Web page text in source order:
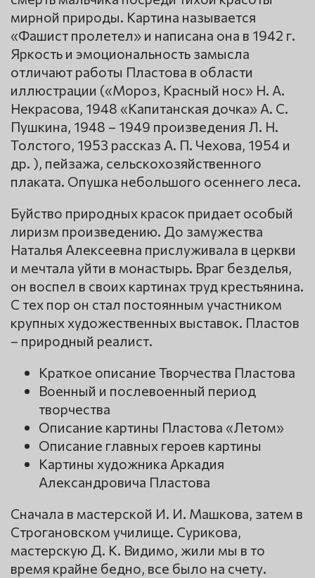
мирной природы. Картина называется
«Фашист пролетел» и написана она в 1942 г.
Яркость и эмоциональность замысла
отличают работы Пластова в области
иллюстрации («Мороз, Красный нос» Н. А.
Некрасова, 1948 «Капитанская дочка» А. С.
Пушкина, 1948 – 1949 произведения Л. Н.
Толстого, 1953 рассказ А. П. Чехова, 1954 и
др. ), пейзажа, сельскохозяйственного
плаката. Опушка небольшого осеннего леса.
Буйство природных красок придает особый
лиризм произведению. До замужества
Наталья Алексеевна прислуживала в церкви
и мечтала уйти в монастырь. Враг безделья,
он воспел в своих картинах труд крестьянина.
С тех пор он стал постоянным участником
крупных художественных выставок. Пластов
– природный реалист.
Краткое описание Творчества Пластова
Военный и послевоенный период
творчества
Описание картины Пластова «Летом»
Описание главных героев картины
Картины художника Аркадия
Александровича Пластова
Сначала в мастерской И. И. Машкова, затем в
Строгановском училище. Сурикова,
мастерскую Д. К. Видимо, жили мы в то
время крайне бедно, все было на счету.